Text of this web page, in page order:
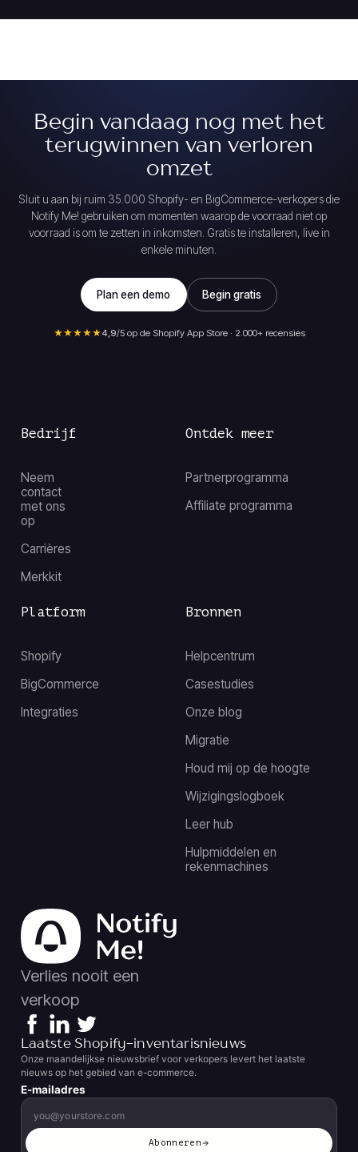
Begin vandaag nog met het
terugwinnen van verloren
omzet
Sluit u aan bij ruim 35.000 Shopify- en BigCommerce-verkopers die
Notify Me! gebruiken om momenten waarop de voorraad niet op
voorraad is om te zetten in inkomsten. Gratis te installeren, live in
enkele minuten.
Plan een demo Begin gratis
★★★★★4,9/5 op de Shopify App Store · 2.000+ recensies
Bedrijf
Neem
contact
met ons
op
Carrières
Merkkit
Bronnen
Helpcentrum
Casestudies
Onze blog
Migratie
Houd mij op de hoogte
Wijzigingslogboek
Leer hub
Hulpmiddelen en
rekenmachines
Ontdek meer
Partnerprogramma
Affiliate programma
Platform
Shopify
BigCommerce
Integraties
Verlies nooit een
verkoop
Laatste Shopify-inventarisnieuws
Onze maandelijkse nieuwsbrief voor verkopers levert het laatste
nieuws op het gebied van e-commerce.
E-mailadres
Abonneren